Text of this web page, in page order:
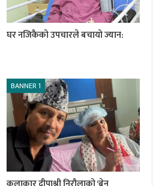
घर नजिकैको उपचारले बचायो ज्यान:
BANNER 1